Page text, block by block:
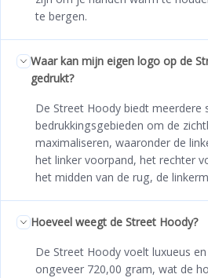
te bergen.
Waar kan mijn eigen logo op de
gedrukt?
De Street Hoody biedt meerdere
bedrukkingsgebieden om de
maximaliseren, waaronder de
het linker voorpand, het rechter
het midden van de rug, de
Hoeveel weegt de Street Hoody?
De Street Hoody voelt luxueus
ongeveer 720,00 gram, wat de